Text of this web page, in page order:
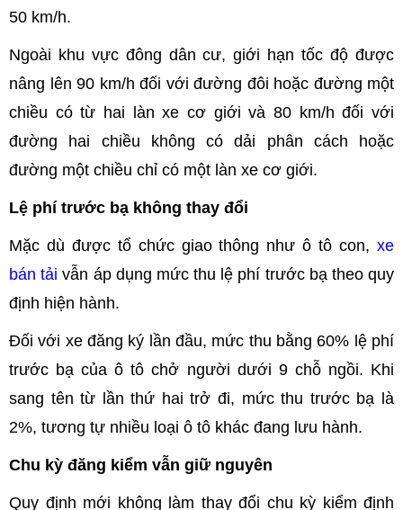
50 km/h.
Ngoài khu vực đông dân cư, giới hạn tốc độ được
nâng lên 90 km/h đối với đường đôi hoặc đường một
chiều có từ hai làn xe cơ giới và 80 km/h đối với
đường hai chiều không có dải phân cách hoặc
đường một chiều chỉ có một làn xe cơ giới.
Lệ phí trước bạ không thay đổi
Mặc dù được tổ chức giao thông như ô tô con, xe
bán tảivẫn áp dụng mức thu lệ phí trước bạ theo quy
định hiện hành.
Đối với xe đăng ký lần đầu, mức thu bằng 60% lệ phí
trước bạ của ô tô chở người dưới 9 chỗ ngồi. Khi
sang tên từ lần thứ hai trở đi, mức thu trước bạ là
2%, tương tự nhiều loại ô tô khác đang lưu hành.
Chu kỳ đăng kiểm vẫn giữ nguyên
Quy định mới không làm thay đổi chu kỳ kiểm định